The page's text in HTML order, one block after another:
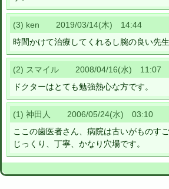
(3) ken 2019/03/14(木) 14:44
時間かけて治療してくれるし腕の良い先生
(2) スマイル 2008/04/16(水) 11:07
ドクターはとても勉強熱心な方です。
(1) 神田人 2006/05/24(水) 03:10
ここの歯医者さん、病院は古いがものすご
じっくり、丁寧、かなり穴場です。